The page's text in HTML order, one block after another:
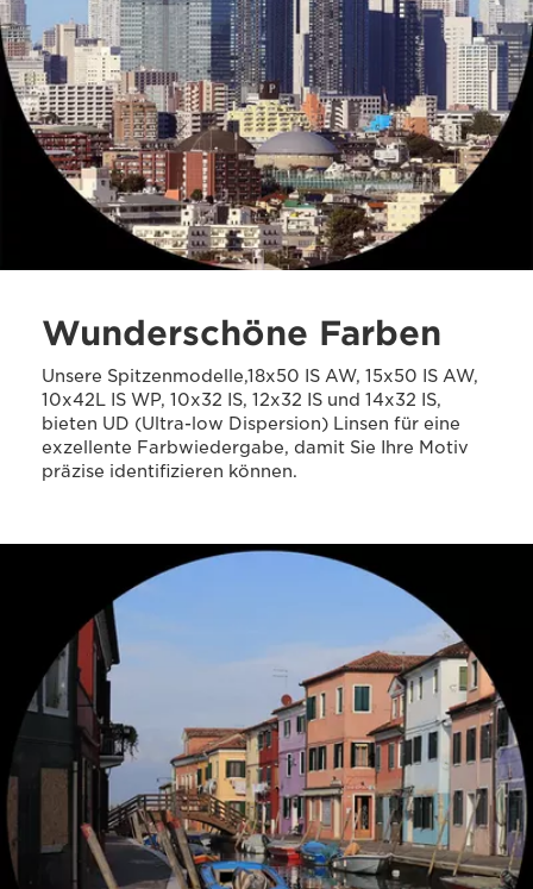
Wunderschöne Farben
Unsere Spitzenmodelle,18x50 IS AW, 15x50 IS AW,
10x42L IS WP, 10x32 IS, 12x32 IS und 14x32 IS,
bieten UD (Ultra-low Dispersion) Linsen für eine
exzellente Farbwiedergabe, damit Sie Ihre Motiv
präzise identifizieren können.